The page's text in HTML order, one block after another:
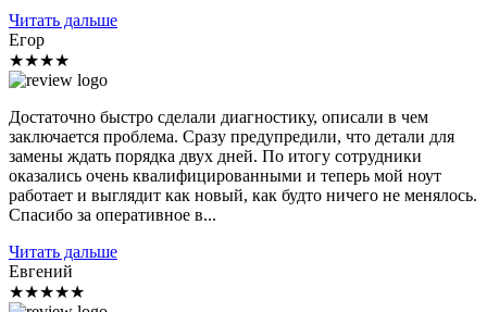
Читать дальше
Егор
★★★★
Достаточно быстро сделали диагностику, описали в чем
заключается проблема. Сразу предупредили, что детали для
замены ждать порядка двух дней. По итогу сотрудники
оказались очень квалифицированными и теперь мой ноут
работает и выглядит как новый, как будто ничего не менялось.
Спасибо за оперативное в...
Читать дальше
Евгений
★★★★★